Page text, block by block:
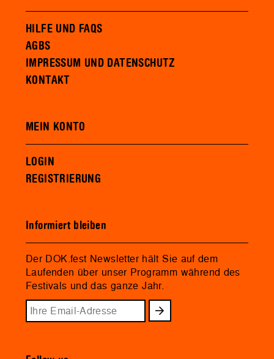
HILFE UND FAQS
AGBS
IMPRESSUM UND DATENSCHUTZ
KONTAKT
MEIN KONTO
LOGIN
REGISTRIERUNG
Informiert bleiben
Der DOK.fest Newsletter hält Sie auf dem
Laufenden über unser Programm während des
Festivals und das ganze Jahr.